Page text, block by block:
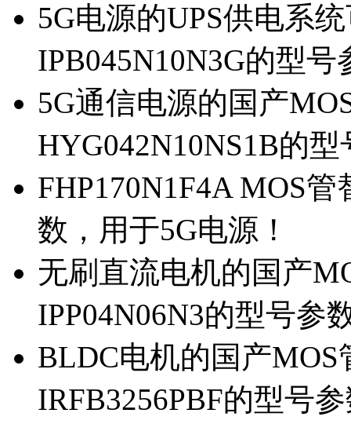
5G电源的UPS供电系
IPB045N10N3G的型号
5G通信电源的国产
HYG042N10NS1B的
FHP170N1F4A MOS
数，用于5G电源！
无刷直流电机的国产
IPP04N06N3的型号参
BLDC电机的国产MOS
IRFB3256PBF的型号